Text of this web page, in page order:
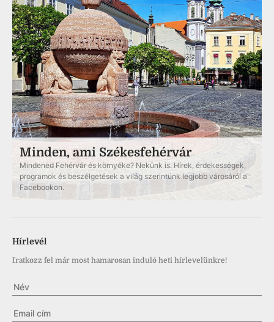
Minden, ami Székesfehérvár
Mindened Fehérvár és környéke? Nekünk is. Hírek, érdekességek,
programok és beszélgetések a világ szerintünk legjobb városáról a
Facebookon.
Hírlevél
Iratkozz fel már most hamarosan induló heti hírlevelünkre!